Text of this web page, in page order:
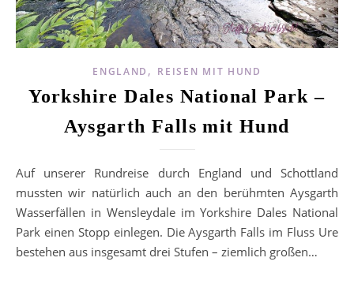
ENGLAND , REISEN MIT HUND
Yorkshire Dales National Park –
Aysgarth Falls mit Hund
Auf unserer Rundreise durch England und Schottland
mussten wir natürlich auch an den berühmten Aysgarth
Wasserfällen in Wensleydale im Yorkshire Dales National
Park einen Stopp einlegen. Die Aysgarth Falls im Fluss Ure
bestehen aus insgesamt drei Stufen – ziemlich großen…